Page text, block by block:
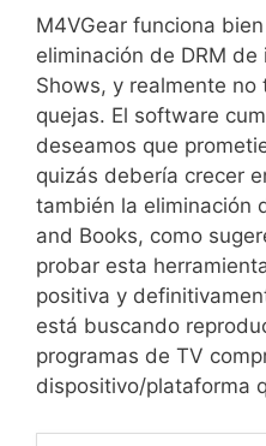
M4VGear funciona
eliminación de DRM
Shows, y realmente no
quejas. El software
deseamos que
quizás debería crecer
también la eliminación
and Books, como
probar esta
positiva y
está buscando
programas de TV
dispositivo/plataforma